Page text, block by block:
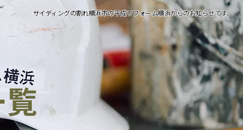
サイディングの割れ横浜市の平成リフォーム横浜からのお知らせです。